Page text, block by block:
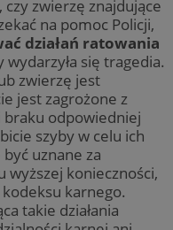
czy zwierzę znajdujące
na pomoc Policji,
działań ratowania
się tragedia.
zwierzę jest
jest zagrożone z
odpowiedniej
szyby w celu ich
uznane za
wyższej konieczności,
karnego.
takie działania